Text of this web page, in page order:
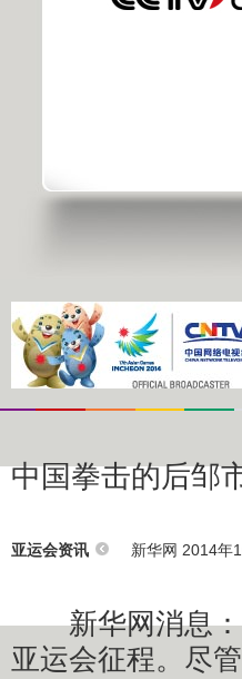
中国拳击的后邹
亚运会资讯 新华网 2014年
新华网消息：１
亚运会征程。尽